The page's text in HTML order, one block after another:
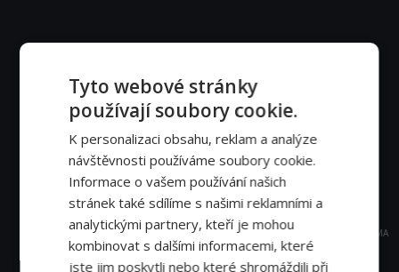
REKLAMA
Tyto webové stránky
používají soubory cookie.
K personalizaci obsahu, reklam a analýze
návštěvnosti používáme soubory cookie.
Informace o vašem používání našich
stránek také sdílíme s našimi reklamními a
analytickými partnery, kteří je mohou
kombinovat s dalšími informacemi, které
jste jim poskytli nebo které shromáždili při